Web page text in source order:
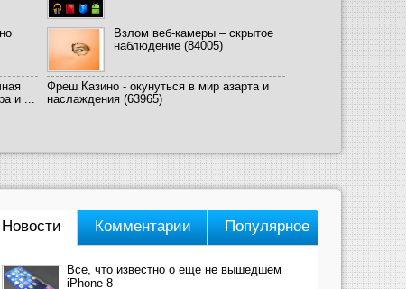
Взлом веб-камеры – скрытое
наблюдение (84005)
и ...
Фреш Казино - окунуться в мир азарта и
наслаждения (63965)
Новости Комментарии Популярное
Все, что известно о еще не вышедшем
iPhone 8